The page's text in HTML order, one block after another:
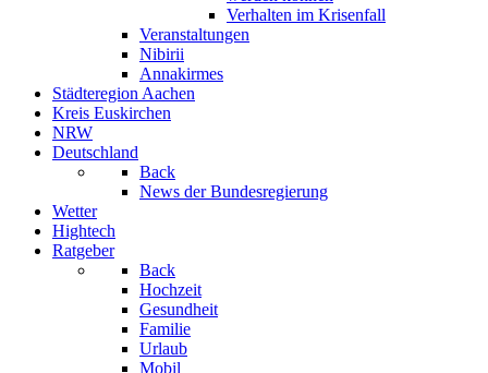
Verhalten im Krisenfall
Veranstaltungen
Nibirii
Annakirmes
Städteregion Aachen
Kreis Euskirchen
NRW
Deutschland
Back
News der Bundesregierung
Wetter
Hightech
Ratgeber
Back
Hochzeit
Gesundheit
Familie
Urlaub
Mobil